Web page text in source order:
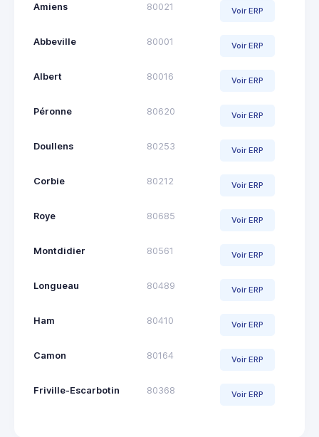
Amiens 80021 Voir ERP
Abbeville 80001 Voir ERP
Albert 80016 Voir ERP
Péronne 80620 Voir ERP
Doullens 80253 Voir ERP
Corbie 80212 Voir ERP
Roye 80685 Voir ERP
Montdidier 80561 Voir ERP
Longueau 80489 Voir ERP
Ham 80410 Voir ERP
Camon 80164 Voir ERP
Friville-Escarbotin 80368 Voir ERP